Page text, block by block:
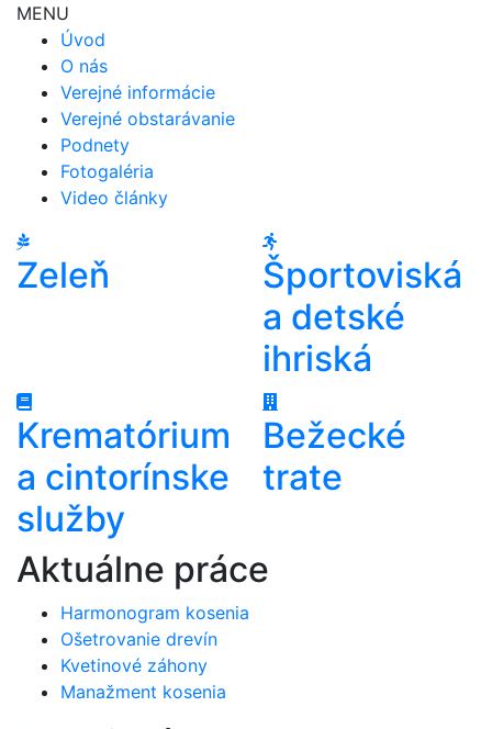
MENU
Úvod
O nás
Verejné informácie
Verejné obstarávanie
Podnety
Fotogaléria
Video články
Zeleň
Športoviská
a detské
ihriská
Krematórium
a cintorínske
služby
Bežecké
trate
Aktuálne práce
Harmonogram kosenia
Ošetrovanie drevín
Kvetinové záhony
Manažment kosenia